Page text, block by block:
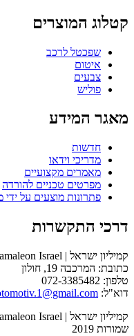
קטלוג המוצרים
שפכטל לרכב
איטום
צבעים
פוליש
מאגר המידע
חדשות
מדריכי וידאו
מאמרים מקצועיים
מפרטים טכניים להורדה
פתרונות מוצעים על ידי
דרכי התקשרות
קמיליון ישראל | Chamaleon Israel
כתובת: המרכבה 19, חולון
טלפון: 072-3385482
דוא"ל:
שמורות 2019